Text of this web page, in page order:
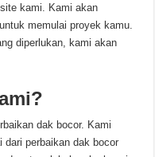
kami. Kami akan
memulai proyek kamu.
diperlukan, kami akan
dak bocor. Kami
dari perbaikan dak bocor